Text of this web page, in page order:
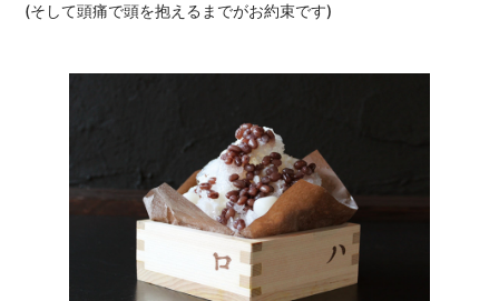
(そして頭痛で頭を抱えるまでがお約束です)